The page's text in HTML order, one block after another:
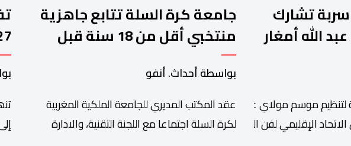
2140 فارسا و 140 سربة تشارك
الله أمغار
لتنظيم موسم مولاي عبد الله أمغار،تواصلت عملية إحصاء السربات المشاركة في
الإقليمي لفن التبوريدة،
جامعة كرة السلة تتابع جاهزية
منتخبي أقل من 18 سنة قبل
كأس إفريقيا
بواسطة أحداث. أنفو
عقد المكتب المديري للجامعة الملكية المغربية
لكرة السلة اجتماعا مع اللجنة التقنية، والادارة